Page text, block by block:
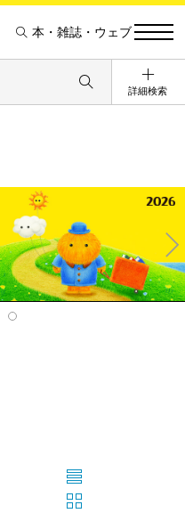
本・雑誌・ウェブ
詳細検索
Ne
xt